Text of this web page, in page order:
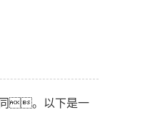
。以下是一